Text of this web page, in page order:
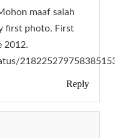
maaf salah
first photo. First
2012.
Reply